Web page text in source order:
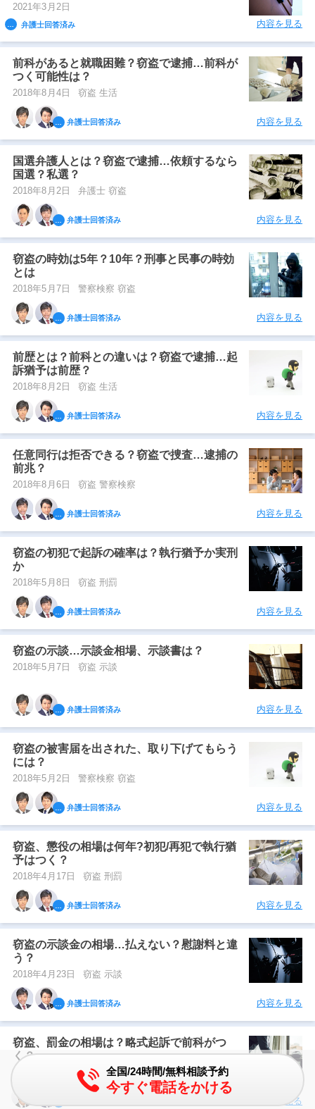
2021年3月2日
弁護士回答済み 内容を見る
前科があると就職困難？窃盗で逮捕…前科が
つく可能性は？
2018年8月4日 窃盗 生活
弁護士回答済み 内容を見る
国選弁護人とは？窃盗で逮捕…依頼するなら
国選？私選？
2018年8月2日 弁護士 窃盗
弁護士回答済み 内容を見る
窃盗の時効は5年？10年？刑事と民事の時効
とは
2018年5月7日 警察検察 窃盗
弁護士回答済み 内容を見る
前歴とは？前科との違いは？窃盗で逮捕…起
訴猶予は前歴？
2018年8月2日 窃盗 生活
弁護士回答済み 内容を見る
任意同行は拒否できる？窃盗で捜査…逮捕の
前兆？
2018年8月6日 窃盗 警察検察
弁護士回答済み 内容を見る
窃盗の初犯で起訴の確率は？執行猶予か実刑
か
2018年5月8日 窃盗 刑罰
弁護士回答済み 内容を見る
窃盗の示談…示談金相場、示談書は？
2018年5月7日 窃盗 示談
弁護士回答済み 内容を見る
窃盗の被害届を出された、取り下げてもらう
には？
2018年5月2日 警察検察 窃盗
弁護士回答済み 内容を見る
窃盗、懲役の相場は何年?初犯/再犯で執行猶
予はつく？
2018年4月17日 窃盗 刑罰
弁護士回答済み 内容を見る
窃盗の示談金の相場…払えない？慰謝料と違
う？
2018年4月23日 窃盗 示談
弁護士回答済み 内容を見る
窃盗、罰金の相場は？略式起訴で前科がつ
く？
2018年4月1日 刑罰 窃盗
内容を見る
全国/24時間/無料相談予約
今すぐ電話をかける